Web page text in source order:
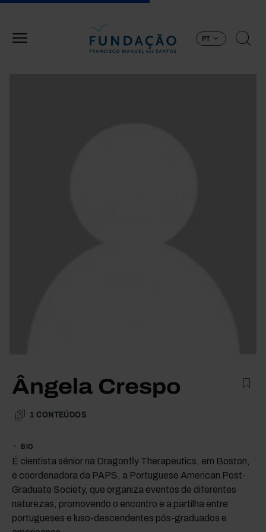
PT
Ângela Crespo
1 CONTEÚDOS
BIO
É cientista sénior na Dragonfly Therapeutics, em Boston,
e coordenadora da PAPS, a Portuguese American Post-
Graduate Society, que organiza eventos de diferentes
naturezas, promovendo o encontro e a partilha entre
portugueses e luso-descendentes pós-graduados e